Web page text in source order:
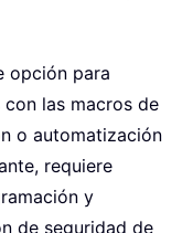
opción para
las macros de
o automatización
requiere
y
de seguridad de